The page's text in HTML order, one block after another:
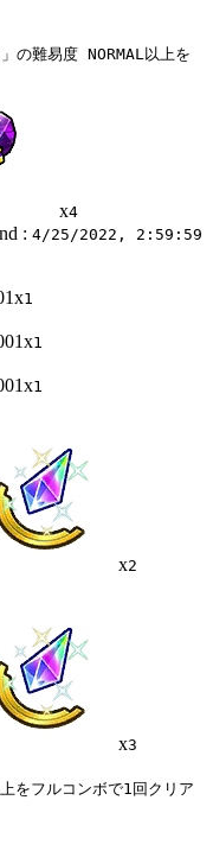
の難易度 NORMAL以上を
x4
: 4/25/2022, 2:59:59
1
1
1
x2
x3
をフルコンボで1回クリア